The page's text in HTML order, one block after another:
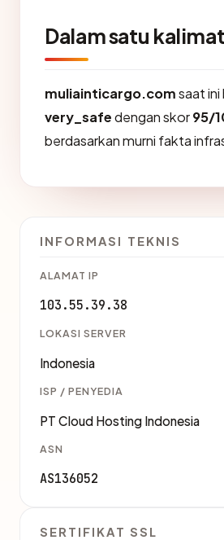
Dalam satu kalimat
muliainticargo.comsaat
very_safedengan skor95/
berdasarkan murni fakta
INFORMASI TEKNIS
ALAMAT IP
103.55.39.38
LOKASI SERVER
Indonesia
ISP / PENYEDIA
PT Cloud Hosting Indonesia
ASN
AS136052
SERTIFIKAT SSL